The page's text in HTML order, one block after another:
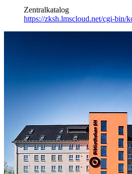
Zentralkatalog
https://zksh.lmscloud.net/cgi-bin/